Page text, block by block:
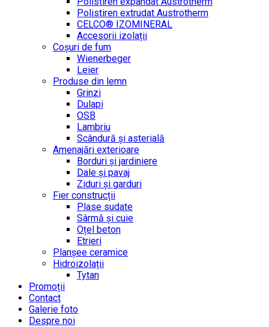
Polistiren extrudat Austrotherm
CELCO® IZOMINERAL
Accesorii izolații
Coșuri de fum
Wienerbeger
Leier
Produse din lemn
Grinzi
Dulapi
OSB
Lambriu
Scândură și asterială
Amenajări exterioare
Borduri și jardiniere
Dale și pavaj
Ziduri și garduri
Fier construcții
Plase sudate
Sârmă şi cuie
Oțel beton
Etrieri
Planșee ceramice
Hidroizolații
Tytan
Promoții
Contact
Galerie foto
Despre noi